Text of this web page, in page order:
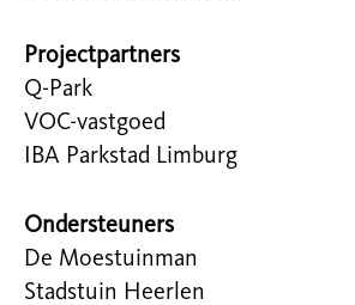
Projectpartners
Q-Park
VOC-vastgoed
IBA Parkstad Limburg
Ondersteuners
De Moestuinman
Stadstuin Heerlen